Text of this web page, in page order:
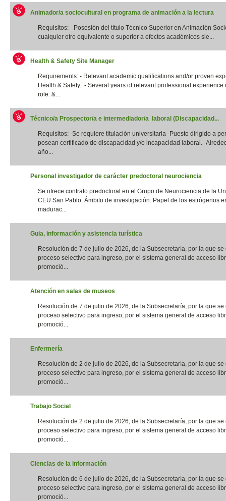
Animador/a sociocultural en programa de animación a la lectura
Requisitos: - Posesión del título Técnico Superior en Animación
cualquier otro equivalente o superior a efectos académicos sie...
Health & Safety Site Manager
Requirements: - Relevant academic qualifications and/or proven
Health & Safety. - Several years of relevant professional experience
role. &...
Técnico/a Prospector/a e intermediador/a laboral (Discapacidad...
Requisitos: -Se requiere titulación universitaria -Puesto dirigido a
posean certificado de discapacidad y/o incapacidad laboral. -
año...
Personal investigador de carácter predoctoral neurociencia
Se ofrece contrato predoctoral en el Grupo de Neurociencia de la
CEU San Pablo. Ámbito de investigación: Papel de los estrógenos
madurac...
Guia, información y asistencia turística
Resolución de 7 de julio de 2026, de la Subsecretaría, por la que se
proceso selectivo para ingreso, por el sistema general de acceso
promoció...
Atención en salas de museos
Resolución de 7 de julio de 2026, de la Subsecretaría, por la que se
proceso selectivo para ingreso, por el sistema general de acceso
promoció...
Enfermería
Resolución de 2 de julio de 2026, de la Subsecretaría, por la que se
proceso selectivo para ingreso, por el sistema general de acceso
promoció...
Trabajo Social
Resolución de 2 de julio de 2026, de la Subsecretaría, por la que se
proceso selectivo para ingreso, por el sistema general de acceso
promoció...
Ciencias de la información
Resolución de 6 de julio de 2026, de la Subsecretaría, por la que se
proceso selectivo para ingreso, por el sistema general de acceso
promoció...